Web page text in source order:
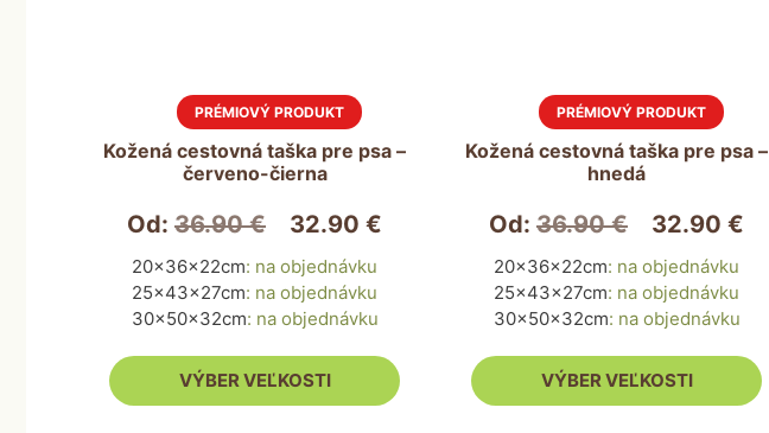
Kožená cestovná taška pre psa –
červeno-čierna
Od: 36.90€ 32.90 €
20x36x22cm: na objednávku
25x43x27cm: na objednávku
30x50x32cm: na objednávku
VÝBER VEĽKOSTI
môžete
stránke
produktu.
Kožená cestovná taška pre psa –
hnedá
Od: 36.90€ 32.90 €
20x36x22cm: na objednávku
25x43x27cm: na objednávku
30x50x32cm: na objednávku
VÝBER VEĽKOSTI
môžete
stránke
produktu.